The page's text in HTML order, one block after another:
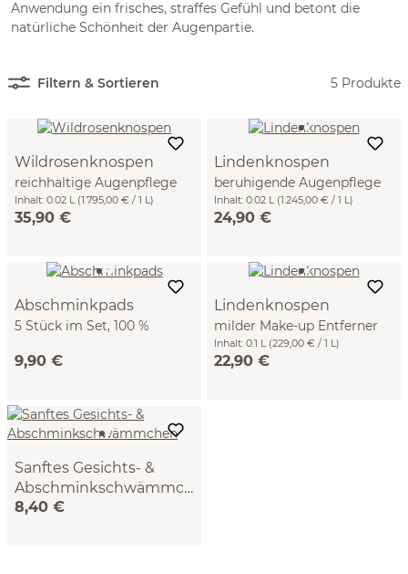
Anwendung ein frisches, straffes Gefühl und betont die
natürliche Schönheit der Augenpartie.
Filtern & Sortieren 5 Produkte
Wildrosenknospen
reichhaltige Augenpflege
mit Hyaluron 20 ml
Inhalt: 0.02 L (1.795,00 € / 1 L)
35,90 €
Lindenknospen
beruhigende Augenpflege
20 ml
Inhalt: 0.02 L (1.245,00 € / 1 L)
24,90 €
Abschminkpads
5 Stück im Set, 100 %
9,90 €
Lindenknospen
milder Make-up Entferner
100 ml
Inhalt: 0.1 L (229,00 € / 1 L)
22,90 €
Sanftes Gesichts- &
Abschminkschwämmch
en
ø ca. 7 cm
8,40 €